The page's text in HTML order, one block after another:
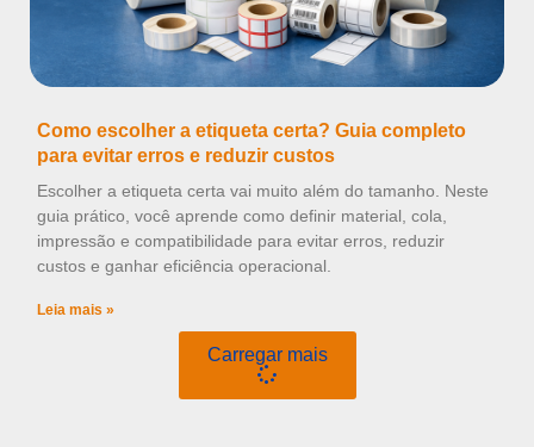
Como escolher a etiqueta certa? Guia completo
para evitar erros e reduzir custos
Escolher a etiqueta certa vai muito além do tamanho. Neste
guia prático, você aprende como definir material, cola,
impressão e compatibilidade para evitar erros, reduzir
custos e ganhar eficiência operacional.
Leia mais »
Carregar mais